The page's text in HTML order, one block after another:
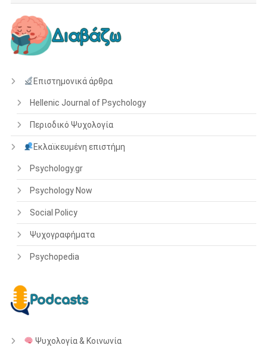
Επιστημονικά άρθρα
Hellenic Journal of Psychology
Περιοδικό Ψυχολογία
Εκλαϊκευμένη επιστήμη
Psychology.gr
Psychology Now
Social Policy
Ψυχογραφήματα
Psychopedia
Ψυχολογία & Κοινωνία